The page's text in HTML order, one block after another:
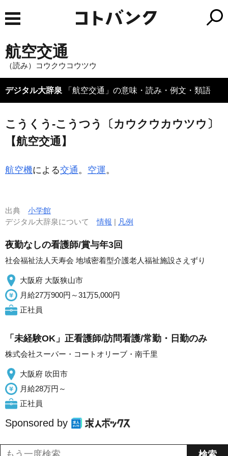
航空交通
（読み）コウクウコウツウ
デジタル大辞泉 「航空交通」の意味・読み・例文・類語
こうくう‐こうつう〔カウクウカウツウ〕
【航空交通】
航空機による交通。 空運。
出典 小学館
デジタル大辞泉について情報 | 凡例
夜勤なしの看護師/賞与年3回
社会福祉法人天寿会 地域密着型介護老人福祉施設さえずり
大阪府 大阪狭山市
月給27万900円～31万5,000円
正社員
「未経験OK」正看護師/訪問看護/常勤・日勤のみ
株式会社スーパー・コートオリーブ・南千里
大阪府 吹田市
月給28万円～
正社員
Sponsored by